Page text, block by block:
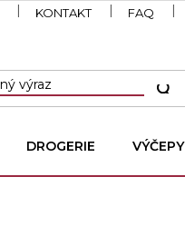
KONTAKT FAQ
DROGERIE VÝČEPY